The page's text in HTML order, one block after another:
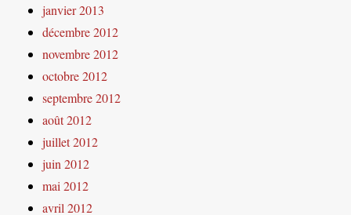
janvier 2013
décembre 2012
novembre 2012
octobre 2012
septembre 2012
août 2012
juillet 2012
juin 2012
mai 2012
avril 2012